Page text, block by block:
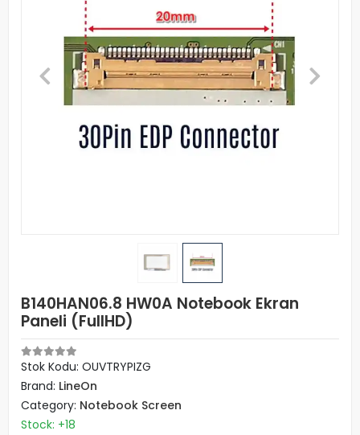
B140HAN06.8 HW0A Notebook Ekran
Paneli (FullHD)
Stok Kodu: OUVTRYPIZG
Brand: LineOn
Category: Notebook Screen
Stock: +18